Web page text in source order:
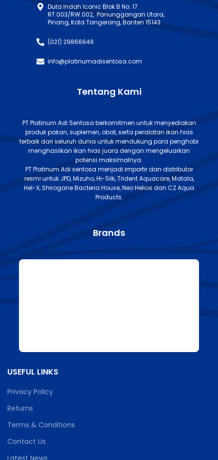
Duta Indah Iconic Blok B No. 17
RT.003/RW.002, Panunggangan Utara,
Pinang, Kota Tangerang, Banten 15143
(021) 29866646
info@platinumadisentosa.com
Tentang Kami
PT Platinum Adi Sentosa berkomitmen untuk menyediakan
produk pakan, suplemen, obat, serta peralatan ikan hias
terbaik dari seluruh dunia untuk mendukung para penghobi
menghasilkan ikan hias juara dengan mengeluarkan
potensi maksimalnya.
PT Platinum Adi sentosa menjadi importir dan distributor
resmi untuk JPD, Mizuho, Hi-Silk, Trident Aquacare, Matala,
Hel-X, Shirogane Bacteria House, Neo Helios dan CZ Aqua
Products.
Brands
USEFUL LINKS
Privacy Policy
Returns
Terms & Conditions
Contact Us